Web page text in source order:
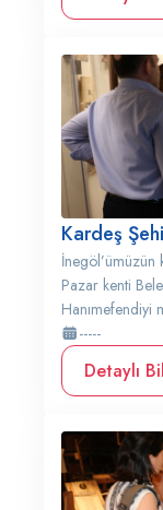
Kardeş
İnegöl’ümüzün
Pazar kenti
Hanımefendiyi
-----
Detaylı